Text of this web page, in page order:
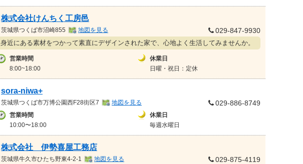
株式会社けんちく工房邑
茨城県つくば市沼崎855 地図を見る 029-847-9930
身近にある素材をつかって素直にデザインされた家で、心地よく生活してみませんか。
営業時間
8:00~18:00
休業日
日曜・祝日：定休
sora-niwa+
茨城県つくば市万博公園西F28街区7 地図を見る 029-886-8749
営業時間
10:00〜18:00
休業日
毎週水曜日
株式会社 伊勢喜屋工務店
茨城県牛久市ひたち野東4-2-1 地図を見る 029-875-4119